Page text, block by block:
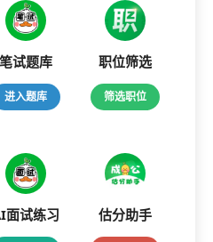
笔试题库
进入题库
职位筛选
筛选职位
面试练习 估分助手